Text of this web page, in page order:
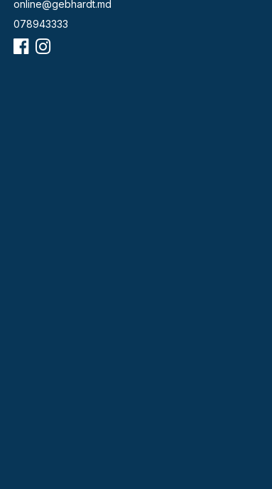
online@gebhardt.md
078943333